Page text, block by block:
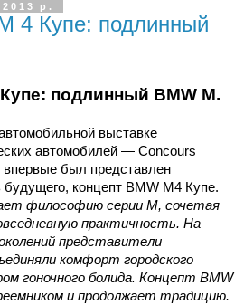
р.
4 Купе: подлинный
подлинный BMW M.
выставке
автомобилей — Concours
впервые был представлен
концепт BMW M4 Купе.
философию серии М, сочетая
практичность. На
представители
комфорт городского
гоночного болида. Концепт BMW
и продолжает традицию.